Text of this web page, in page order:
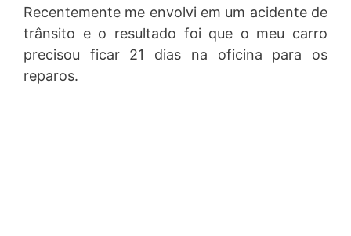
Recentemente me envolvi em um acidente de
trânsito e o resultado foi que o meu carro
precisou ficar 21 dias na oficina para os
reparos.